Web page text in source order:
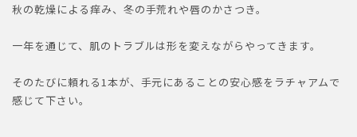
秋の乾燥による痒み、冬の手荒れや唇のかさつき。
一年を通じて、肌のトラブルは形を変えながらやってきます。
そのたびに頼れる1本が、手元にあることの安心感をラチャアムで
感じて下さい。